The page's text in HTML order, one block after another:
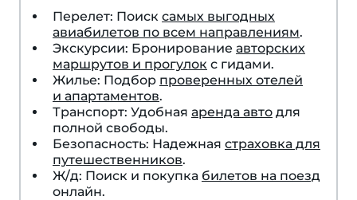
Перелет: Поиск самых выгодных
авиабилетов по всем направлениям.
Экскурсии: Бронирование авторских
маршрутов и прогулок с гидами.
Жилье: Подбор проверенных отелей
и апартаментов.
Транспорт: Удобная аренда авто для
полной свободы.
Безопасность: Надежная страховка для
путешественников.
Ж/д: Поиск и покупка билетов на поезд
онлайн.